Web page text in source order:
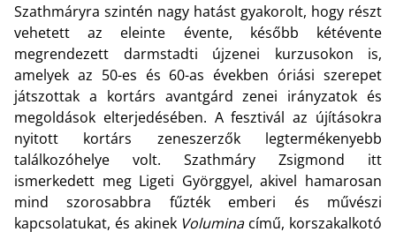
Szathmáryra szintén nagy hatást gyakorolt, hogy részt
vehetett az eleinte évente, később kétévente
megrendezett darmstadti újzenei kurzusokon is,
amelyek az 50-es és 60-as években óriási szerepet
játszottak a kortárs avantgárd zenei irányzatok és
megoldások elterjedésében. A fesztivál az újításokra
nyitott kortárs zeneszerzők legtermékenyebb
találkozóhelye volt. Szathmáry Zsigmond itt
ismerkedett meg Ligeti Györggyel, akivel hamarosan
mind szorosabbra fűzték emberi és művészi
kapcsolatukat, és akinek Voluminacímű, korszakalkotó